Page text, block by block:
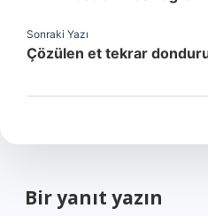
Sonraki Yazı
Çözülen et tekrar
Bir yanıt yazın